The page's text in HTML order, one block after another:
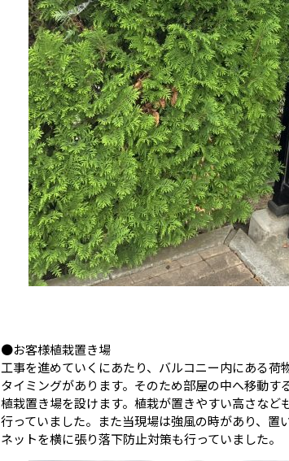
●お客様植栽置き場
工事を進めていくにあたり、バルコニー内にある荷
タイミングがあります。そのため部屋の中へ移動す
植栽置き場を設けます。植栽が置きやすい高さなど
行っていました。また当現場は強風の時があり、置
ネットを横に張り落下防止対策も行っていました。